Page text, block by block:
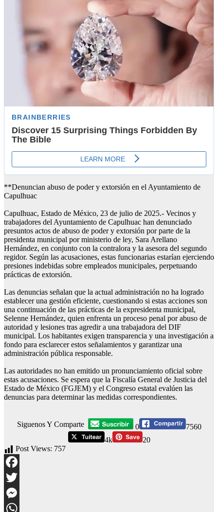
**Denuncian abuso de poder y extorsión en el Ayuntamiento de
Capulhuac
Capulhuac, Estado de México, 23 de julio de 2025.- Vecinos y
trabajadores del Ayuntamiento de Capulhuac han denunciado
presuntos actos de abuso de poder y extorsión por parte de la
presidenta municipal por ministerio de ley, Sara Arellano
Hernández, en conjunto con la contralora y la asesora del segundo
regidor. Según las acusaciones, estas funcionarias estarían ejerciendo
presiones indebidas sobre empleados municipales, perpetuando
prácticas de extorsión.
Las denuncias señalan que la actual administración no ha logrado
establecer una gestión eficiente, cuestionando si estas acciones son
una continuación de las prácticas de la expresidenta municipal,
Selenne Hernández, quien enfrenta un proceso penal por abuso de
autoridad y lesiones tras agredir a una trabajadora del DIF
municipal. Los habitantes exigen transparencia y una investigación a
fondo para esclarecer estos señalamientos y garantizar una
administración pública responsable.
Las autoridades no han emitido un pronunciamiento oficial sobre
estas acusaciones. Se espera que la Fiscalía General de Justicia del
Estado de México (FGJEM) y el Congreso estatal evalúen las
denuncias para determinar las medidas correspondientes.
Siguenos Y Comparte 0
7560
4k
20
Post Views: 757
Facebook
Twitter
Messenger